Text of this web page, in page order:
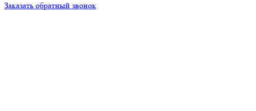
Заказать обратный звонок